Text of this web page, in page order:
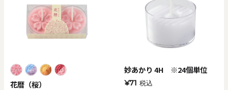
花暦（桜）
妙あかり 4H ※24個単位
¥71 税込